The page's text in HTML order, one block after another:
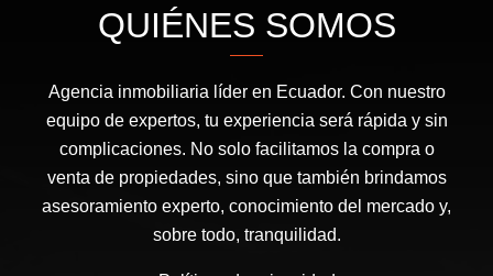
QUIÉNES SOMOS
Agencia inmobiliaria líder en Ecuador. Con nuestro
equipo de expertos, tu experiencia será rápida y sin
complicaciones. No solo facilitamos la compra o
venta de propiedades, sino que también brindamos
asesoramiento experto, conocimiento del mercado y,
sobre todo, tranquilidad.